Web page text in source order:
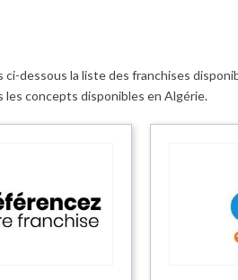
dessous la liste des franchises
concepts disponibles en Algérie.